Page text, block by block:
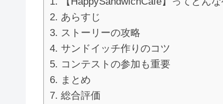
あらすじ
ストーリーの攻略
サンドイッチ作りのコツ
コンテストの参加も重要
まとめ
総合評価